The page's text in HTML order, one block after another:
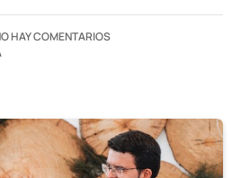
HAY COMENTARIOS